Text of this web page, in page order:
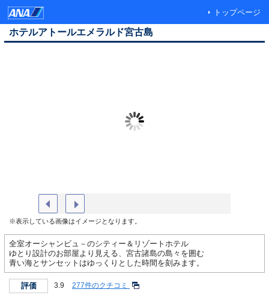
トップページ
ホテルアトールエメラルド宮古島
※表示している画像はイメージとなります。
全室オーシャンビュ－のシティー＆リゾートホテル
ゆとり設計のお部屋より見える、宮古諸島の島々を囲む
青い海とサンセットはゆっくりとした時間を刻みます。
評価 3.9 277件のクチコミ